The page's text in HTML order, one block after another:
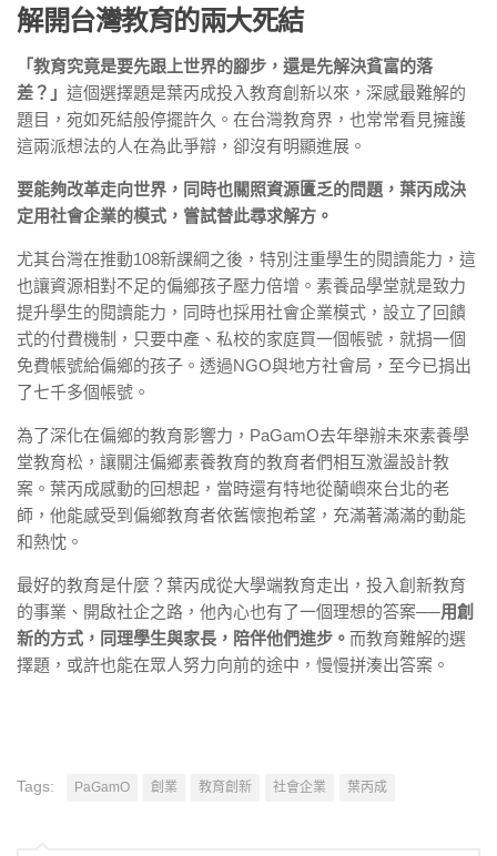
解開台灣教育的兩大死結
「教育究竟是要先跟上世界的腳步，還是先解決貧富的落
差？」 這個選擇題是葉丙成投入教育創新以來，深感最難解的
題目，宛如死結般停擺許久。在台灣教育界，也常常看見擁護
這兩派想法的人在為此爭辯，卻沒有明顯進展。
要能夠改革走向世界，同時也關照資源匱乏的問題，葉丙成決
定用社會企業的模式，嘗試替此尋求解方。
尤其台灣在推動108新課綱之後，特別注重學生的閱讀能力，這
也讓資源相對不足的偏鄉孩子壓力倍增。素養品學堂就是致力
提升學生的閱讀能力，同時也採用社會企業模式，設立了回饋
式的付費機制，只要中產、私校的家庭買一個帳號，就捐一個
免費帳號給偏鄉的孩子。透過NGO與地方社會局，至今已捐出
了七千多個帳號。
為了深化在偏鄉的教育影響力，PaGamO去年舉辦未來素養學
堂教育松，讓關注偏鄉素養教育的教育者們相互激盪設計教
案。葉丙成感動的回想起，當時還有特地從蘭嶼來台北的老
師，他能感受到偏鄉教育者依舊懷抱希望，充滿著滿滿的動能
和熱忱。
最好的教育是什麼？葉丙成從大學端教育走出，投入創新教育
的事業、開啟社企之路，他內心也有了一個理想的答案──用創
新的方式，同理學生與家長，陪伴他們進步。 而教育難解的選
擇題，或許也能在眾人努力向前的途中，慢慢拼湊出答案。
Tags: PaGamO 創業 教育創新 社會企業 葉丙成